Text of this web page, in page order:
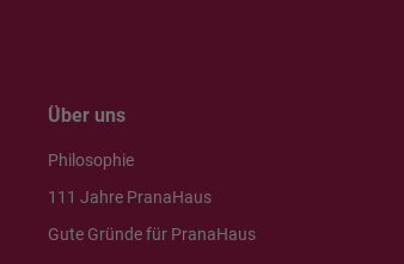
Über uns
Philosophie
111 Jahre PranaHaus
Gute Gründe für PranaHaus